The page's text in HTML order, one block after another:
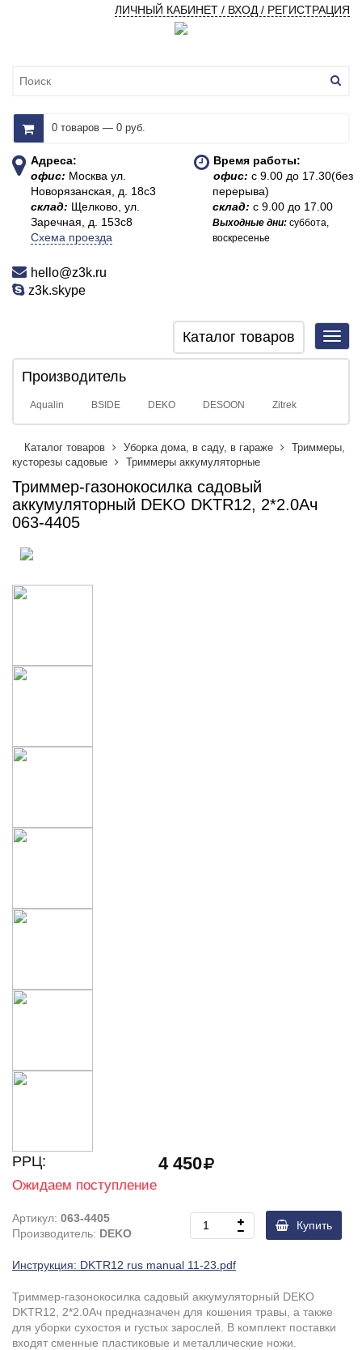
ЛИЧНЫЙ КАБИНЕТ / ВХОД / РЕГИСТРАЦИЯ
0 товаров — 0 руб.
Адреса:
офис: Москва ул.
Новорязанская, д. 18с3
склад: Щелково, ул.
Заречная, д. 153с8
Схема проезда
Время работы:
офис:с 9.00 до 17.30(без
перерыва)
склад:с 9.00 до 17.00
Выходные дни:суббота,
воскресенье
hello@z3k.ru
z3k.skype
Каталог товаров
Производитель
Aqualin BSIDE DEKO DESOON Zitrek
Каталог товаров Уборка дома, в саду, в гараже
Триммеры,
кусторезы садовые
Триммеры аккумуляторные
Триммер-газонокосилка садовый
аккумуляторный DEKO DKTR12, 2*2.0Ач
063-4405
РРЦ: 4 450
Ожидаем поступление
Артикул: 063-4405
Производитель: DEKO
Купить
Инструкция: DKTR12 rus manual 11-23.pdf
Триммер-газонокосилка садовый аккумуляторный DEKO
DKTR12, 2*2.0Ач предназначен для кошения травы, а также
для уборки сухостоя и густых зарослей. В комплект поставки
входят сменные пластиковые и металлические ножи.